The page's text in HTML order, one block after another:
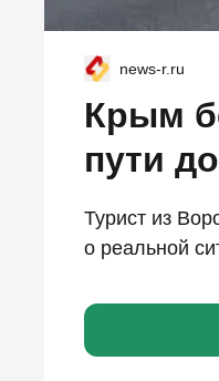
news-r.ru
Крым
пути
Турист из
о реальной